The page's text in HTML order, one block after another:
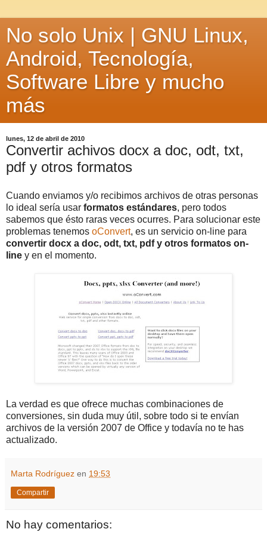
No solo Unix | GNU Linux,
Android, Tecnología,
Software Libre y mucho
más
lunes, 12 de abril de 2010
Convertir achivos docx a doc, odt, txt,
pdf y otros formatos
Cuando enviamos y/o recibimos archivos de otras personas
lo ideal sería usar formatos estándares, pero todos
sabemos que ésto raras veces ocurres. Para solucionar este
problemas tenemos oConvert, es un servicio on-line para
convertir docx a doc, odt, txt, pdf y otros formatos on-
line y en el momento.
La verdad es que ofrece muchas combinaciones de
conversiones, sin duda muy útil, sobre todo si te envían
archivos de la versión 2007 de Office y todavía no te has
actualizado.
Marta Rodríguez en 19:53
Compartir
No hay comentarios: